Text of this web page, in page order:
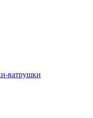
ватрушки